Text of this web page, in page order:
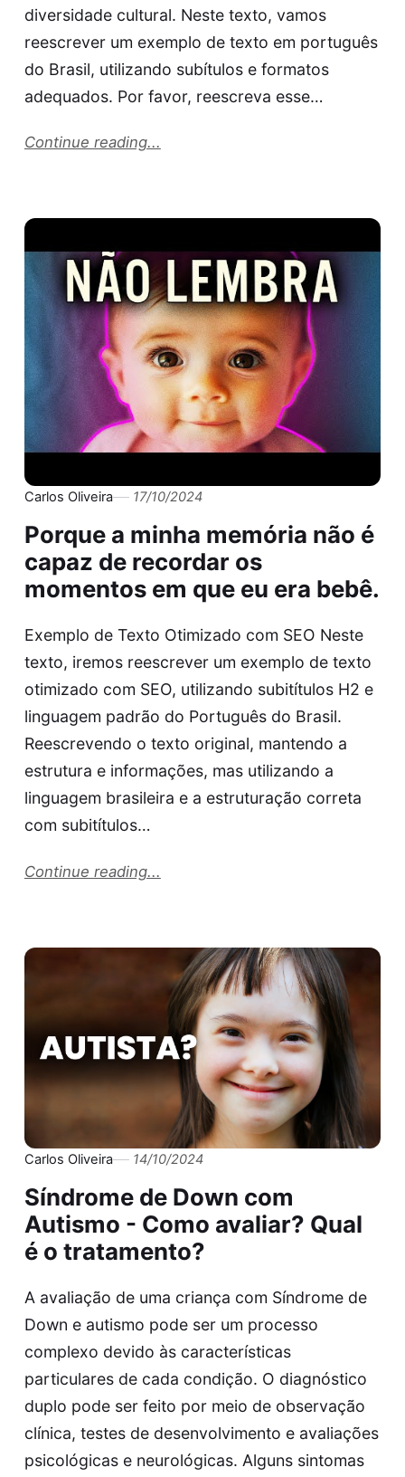
diversidade cultural. Neste texto, vamos
reescrever um exemplo de texto em português
do Brasil, utilizando subítulos e formatos
adequados. Por favor, reescreva esse…
Continue reading...
Carlos Oliveira 17/10/2024
Porque a minha memória não é
capaz de recordar os
momentos em que eu era bebê.
Exemplo de Texto Otimizado com SEO Neste
texto, iremos reescrever um exemplo de texto
otimizado com SEO, utilizando subitítulos H2 e
linguagem padrão do Português do Brasil.
Reescrevendo o texto original, mantendo a
estrutura e informações, mas utilizando a
linguagem brasileira e a estruturação correta
com subitítulos…
Continue reading...
Carlos Oliveira 14/10/2024
Síndrome de Down com
Autismo - Como avaliar? Qual
é o tratamento?
A avaliação de uma criança com Síndrome de
Down e autismo pode ser um processo
complexo devido às características
particulares de cada condição. O diagnóstico
duplo pode ser feito por meio de observação
clínica, testes de desenvolvimento e avaliações
psicológicas e neurológicas. Alguns sintomas